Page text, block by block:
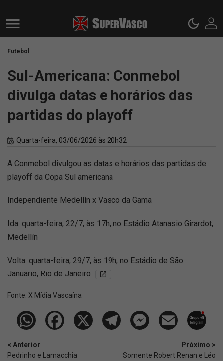
Futebol
Sul-Americana: Conmebol
divulga datas e horários das
partidas do playoff
Quarta-feira, 03/06/2026 às 20h32
A Conmebol divulgou as datas e horários das partidas de
playoff da Copa Sul americana
Independiente Medellín x Vasco da Gama
Ida: quarta-feira, 22/7, às 17h, no Estádio Atanasio Girardot,
Medellín
Volta: quarta-feira, 29/7, às 19h, no Estádio de São
Januário, Rio de Janeiro
Fonte: X Mídia Vascaína
< Anterior
Pedrinho e Lamacchia
Próximo >
Somente Robert Renan e Léo